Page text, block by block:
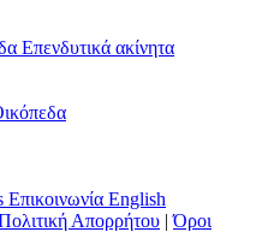
Επενδυτικά ακίνητα
Επικοινωνία English
Απορρήτου |Όροι